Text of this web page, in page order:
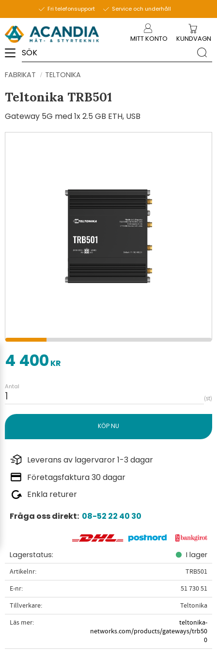
Fri telefonsupport Service och underhåll
MITT KONTO KUNDVAGN
FABRIKAT TELTONIKA
Teltonika TRB501
Gateway 5G med 1x 2.5 GB ETH, USB
4 400 KR
Antal
st
Leverans av lagervaror 1-3 dagar
Företagsfaktura 30 dagar
Enkla returer
Fråga oss direkt: 08-52 22 40 30
Lagerstatus I lager
Artikelnr
TRB501
E-nr
51 730 51
Tillverkare
Teltonika
Läs mer
teltonika-
networks.com/products/gateways/trb50
0